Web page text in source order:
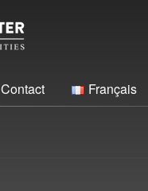
Contact Français